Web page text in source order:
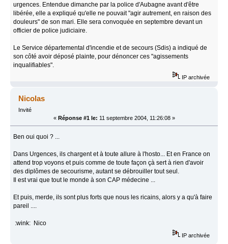
urgences. Entendue dimanche par la police d'Aubagne avant d'être
libérée, elle a expliqué qu'elle ne pouvait "agir autrement, en raison des
douleurs" de son mari. Elle sera convoquée en septembre devant un
officier de police judiciaire.
Le Service départemental d'incendie et de secours (Sdis) a indiqué de
son côté avoir déposé plainte, pour dénoncer ces "agissements
inqualifiables".
IP archivée
Nicolas
Invité
« Réponse #1 le: 11 septembre 2004, 11:26:08 »
Ben oui quoi ? ...
Dans Urgences, ils chargent et à toute allure à l'hosto... Et en France on
attend trop voyons et puis comme de toute façon çà sert à rien d'avoir
des diplômes de secourisme, autant se débrouiller tout seul.
Il est vrai que tout le monde à son CAP médecine ...
Et puis, merde, ils sont plus forts que nous les ricains, alors y a qu'à faire
pareil ....
:wink: Nico
IP archivée